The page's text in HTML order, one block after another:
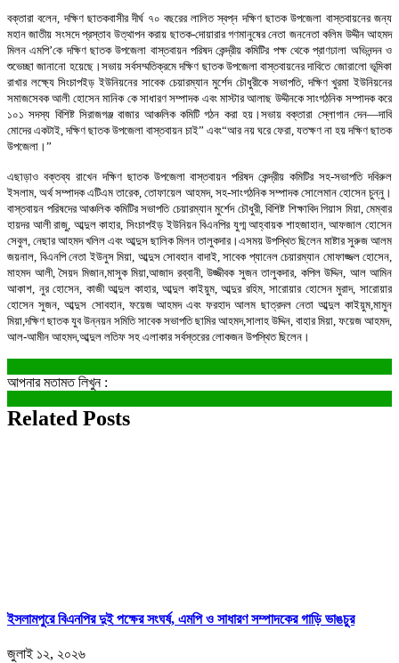
বক্তারা বলেন, দক্ষিণ ছাতকবাসীর দীর্ঘ ৭০ বছরের লালিত স্বপ্ন দক্ষিণ ছাতক উপজেলা বাস্তবায়নের জন্য
মহান জাতীয় সংসদে প্রস্তাব উত্থাপন করায় ছাতক-দোয়ারার গণমানুষের নেতা জননেতা কলিম উদ্দীন আহমদ
মিলন এমপি’কে দক্ষিণ ছাতক উপজেলা বাস্তবায়ন পরিষদ কেন্দ্রীয় কমিটির পক্ষ থেকে প্রাণঢালা অভিনন্দন ও
শুভেচ্ছা জানানো হয়েছে।সভায় সর্বসম্মতিক্রমে দক্ষিণ ছাতক উপজেলা বাস্তবায়নের দাবিতে জোরালো ভূমিকা
রাখার লক্ষ্যে সিংচাপইড় ইউনিয়নের সাবেক চেয়ারম্যান মুর্শেদ চৌধুরীকে সভাপতি, দক্ষিণ খুরমা ইউনিয়নের
সমাজসেবক আলী হোসেন মানিক কে সাধারণ সম্পাদক এবং মাস্টার আলাছ উদ্দীনকে সাংগঠনিক সম্পাদক করে
১০১ সদস্য বিশিষ্ট সিরাজগঞ্জ বাজার আঞ্চলিক কমিটি গঠন করা হয়।সভায় বক্তারা স্লোগান দেন—দাবি
মোদের একটাই, দক্ষিণ ছাতক উপজেলা বাস্তবায়ন চাই” এবং“আর নয় ঘরে ফেরা, যতক্ষণ না হয় দক্ষিণ ছাতক
উপজেলা।”
এছাড়াও বক্তব্য রাখেন দক্ষিণ ছাতক উপজেলা বাস্তবায়ন পরিষদ কেন্দ্রীয় কমিটির সহ-সভাপতি দবিরুল
ইসলাম, অর্থ সম্পাদক এটিএম তারেক, তোফায়েল আহমদ, সহ-সাংগঠনিক সম্পাদক সোলেমান হোসেন চুন্নু।
বাস্তবায়ন পরিষদের আঞ্চলিক কমিটির সভাপতি চেয়ারম্যান মুর্শেদ চৌধুরী, বিশিষ্ট শিক্ষাবিদ গিয়াস মিয়া, মেম্বার
হায়দর আলী রাজু, আব্দুল কাহার, সিংচাপইড় ইউনিয়ন বিএনপির যুগ্ম আহ্বায়ক শাহজাহান, আফজাল হোসেন
সেবুল, নেছার আহমদ খলিল এবং আব্দুস ছালিক মিলন তালুকদার।এসময় উপস্থিত ছিলেন মাষ্টার সুরুজ আলম
জয়নাল, বিএনপি নেতা ইউনুস মিয়া, আব্দুস সোবহান বাদাই, সাবেক প্যানেল চেয়ারম্যান মোফাজ্জল হোসেন,
মাহমদ আলী, সৈয়দ মিজান,মাসুক মিয়া,আজাদ রব্বানী, উজ্জীবক সুজন তালুকদার, কপিল উদ্দিন, আল আমিন
আকাশ, নুর হোসেন, কাজী আব্দুল কাহার, আব্দুল কাইয়ুম, আব্দুর রহিম, সারোয়ার হোসেন মুরাদ, সারোয়ার
হোসেন সুজন, আব্দুস সোবহান, ফয়েজ আহমদ এবং ফরহাদ আলম ছাত্রদল নেতা আব্দুল কাইয়ুম,মামুন
মিয়া,দক্ষিণ ছাতক যুব উন্নয়ন সমিতি সাবেক সভাপতি ছামির আহমদ,সালাহ উদ্দিন, বাহার মিয়া, ফয়েজ আহমদ,
আল-আমীন আহমদ,আব্দুল লতিফ সহ এলাকার সর্বস্তরের লোকজন উপস্থিত ছিলেন।
আপনার মতামত লিখুন :
Related Posts
ইসলামপুরে বিএনপির দুই পক্ষের সংঘর্ষ, এমপি ও সাধারণ সম্পাদকের গাড়ি ভাঙচুর
জুলাই ১২, ২০২৬